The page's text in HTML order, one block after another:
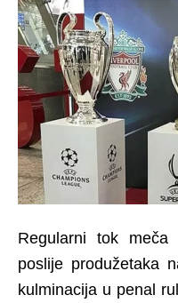
Regularni tok
poslije produžetaka
kulminacija u penal